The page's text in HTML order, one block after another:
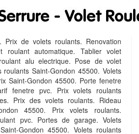
Prix de volets roulants. Renovation
roulant automatique. Tablier volet
alu electrique. Pose de volet
roulants Saint-Gondon 45500. Volets
Saint-Gondon 45500. Porte fenetre
fenetre pvc. Prix volets roulants
Prix des volets roulants. Rideau
45500. Prix volets roulants.
pvc. Portes de garage. Volets
Gondon 45500. Volets roulants